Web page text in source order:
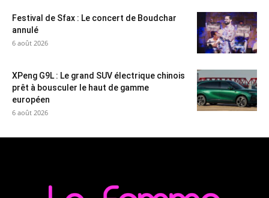
Festival de Sfax : Le concert de Boudchar
annulé
6 août 2026
XPeng G9L : Le grand SUV électrique chinois
prêt à bousculer le haut de gamme
européen
6 août 2026